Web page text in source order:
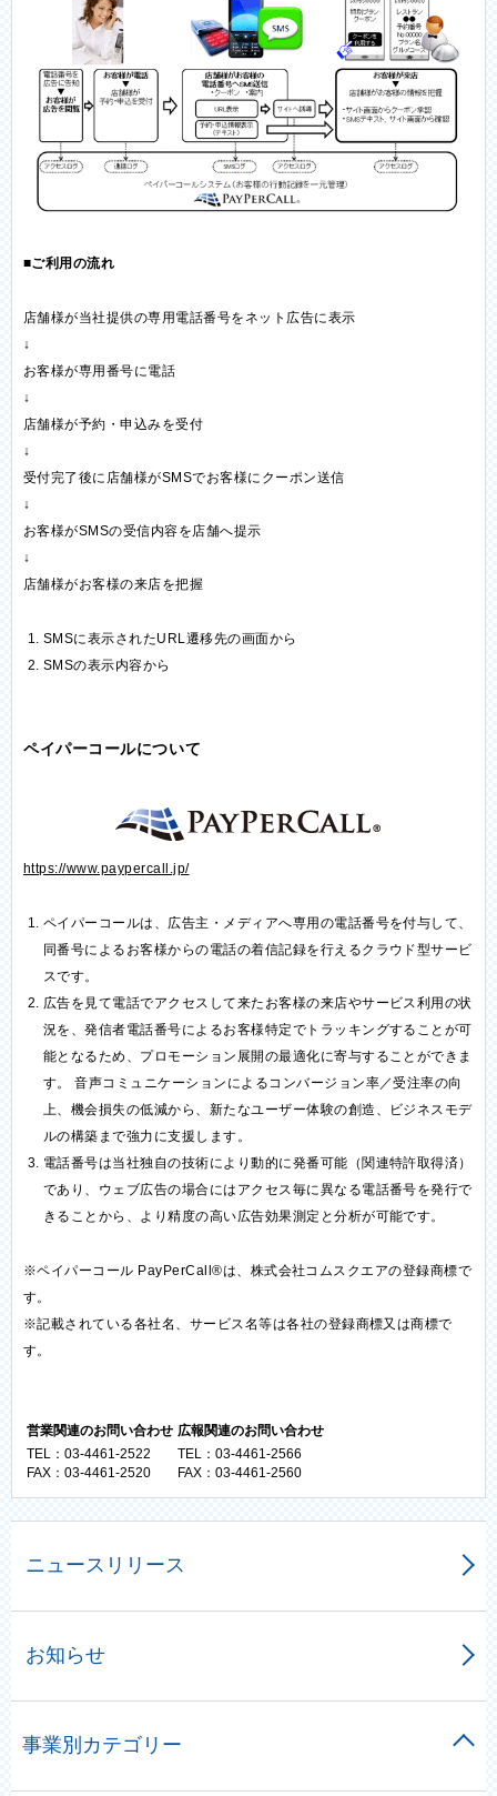
■ご利用の流れ
店舗様が当社提供の専用電話番号をネット広告に表示
↓
お客様が専用番号に電話
↓
店舗様が予約・申込みを受付
↓
受付完了後に店舗様がSMSでお客様にクーポン送信
↓
お客様がSMSの受信内容を店舗へ提示
↓
店舗様がお客様の来店を把握
SMSに表示されたURL遷移先の画面から
SMSの表示内容から
ペイパーコールについて
https://www.paypercall.jp/
ペイパーコールは、広告主・メディアへ専用の電話番号を付与して、
同番号によるお客様からの電話の着信記録を行えるクラウド型サービ
スです。
広告を見て電話でアクセスして来たお客様の来店やサービス利用の状
況を、発信者電話番号によるお客様特定でトラッキングすることが可
能となるため、プロモーション展開の最適化に寄与することができま
す。 音声コミュニケーションによるコンバージョン率／受注率の向
上、機会損失の低減から、新たなユーザー体験の創造、ビジネスモデ
ルの構築まで強力に支援します。
電話番号は当社独自の技術により動的に発番可能（関連特許取得済）
であり、ウェブ広告の場合にはアクセス毎に異なる電話番号を発行で
きることから、より精度の高い広告効果測定と分析が可能です。
※ペイパーコール PayPerCall®は、株式会社コムスクエアの登録商標で
す。
※記載されている各社名、サービス名等は各社の登録商標又は商標で
す。
営業関連のお問い合わせ 広報関連のお問い合わせ
TEL：03-4461-2522
FAX：03-4461-2520
TEL：03-4461-2566
FAX：03-4461-2560
ニュースリリース
お知らせ
事業別カテゴリー